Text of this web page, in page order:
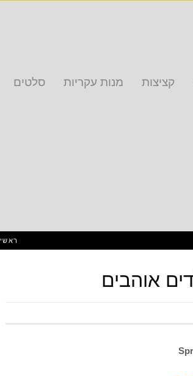
קציצות מנות עקריות סלטים
ראשי
אוהבים